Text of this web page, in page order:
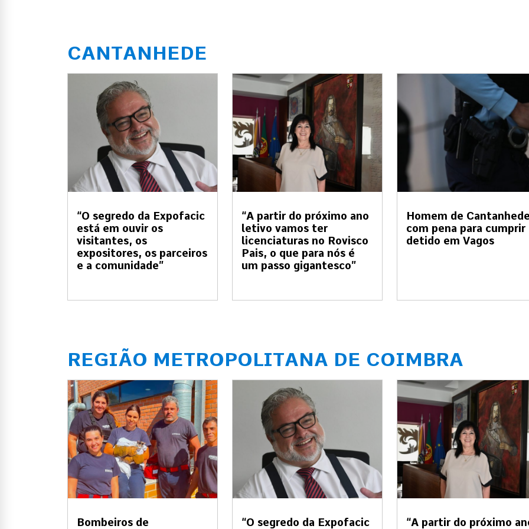
CANTANHEDE
“O segredo da Expofacic
está em ouvir os
visitantes, os
expositores, os parceiros
e a comunidade”
“A partir do próximo ano
letivo vamos ter
licenciaturas no Rovisco
Pais, o que para nós é
um passo gigantesco”
Homem de
com pena para cumprir
detido em Vagos
REGIÃO METROPOLITANA DE COIMBRA
Bombeiros de
“O segredo da Expofacic
“A partir do próximo